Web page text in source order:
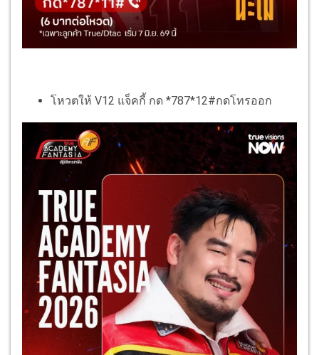
โหวตให้ V12 แจ็คกี้ กด *787*12#กดโทรออก